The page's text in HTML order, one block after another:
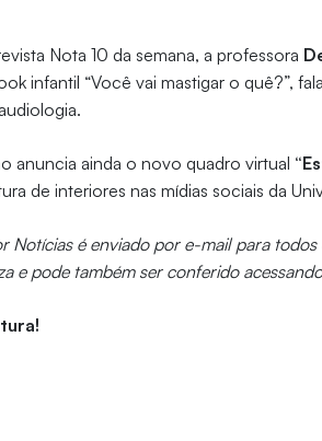
Nota 10 da semana, a professora
infantil “Você vai mastigar o quê?”,
anuncia ainda o novo quadro virtual
de interiores nas mídias sociais da
Notícias é enviado por e-mail para
e pode também ser conferido